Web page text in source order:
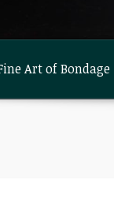
Art of Bondage